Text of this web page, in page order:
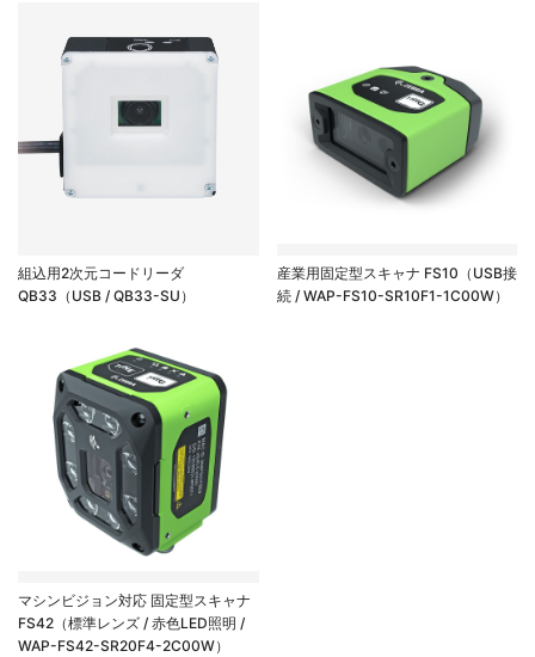
組込用2次元コードリーダ
QB33（USB / QB33-SU）
産業用固定型スキャナ FS10（USB接
続 / WAP-FS10-SR10F1-1C00W）
マシンビジョン対応 固定型スキャナ
FS42（標準レンズ / 赤色LED照明 /
WAP-FS42-SR20F4-2C00W）